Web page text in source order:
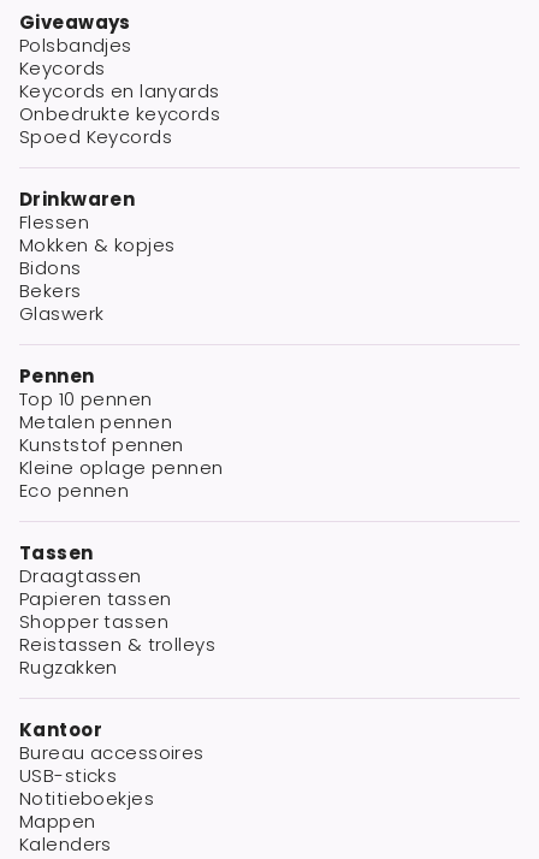
Giveaways
Polsbandjes
Keycords
Keycords en lanyards
Onbedrukte keycords
Spoed Keycords
Drinkwaren
Flessen
Mokken & kopjes
Bidons
Bekers
Glaswerk
Pennen
Top 10 pennen
Metalen pennen
Kunststof pennen
Kleine oplage pennen
Eco pennen
Tassen
Draagtassen
Papieren tassen
Shopper tassen
Reistassen & trolleys
Rugzakken
Kantoor
Bureau accessoires
USB-sticks
Notitieboekjes
Mappen
Kalenders